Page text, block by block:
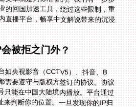
被拒之门外？
如央视影音（CCTV5）、抖音、B
要遵守与版权方签订的协议。协议
能在中国大陆境内播放。平台通过
判断你的位置。一旦发现你的IP归
、美国或其他海外地区，就会立刻
账号或会员身份，纯粹是地理位置
问题的核心，就是让你的网络“看起